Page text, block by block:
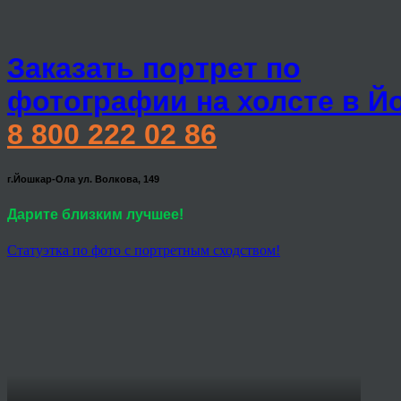
Заказать портрет по
фотографии на холсте в
8 800 222 02 86
г.Йошкар-Ола ул. Волкова, 149
Дарите близким лучшее!
Статуэтка по фото с портретным сходством!